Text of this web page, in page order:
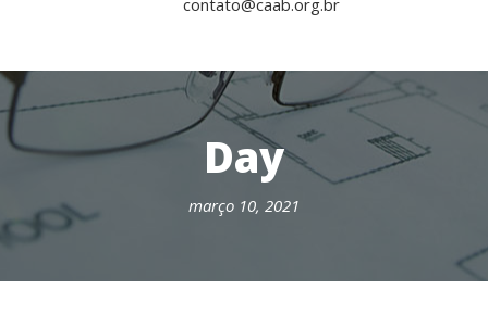
Day
março 10, 2021